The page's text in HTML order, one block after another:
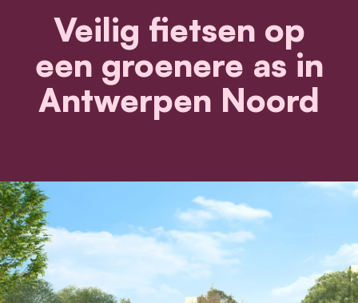
Veilig fietsen op
een groenere as in
Antwerpen Noord